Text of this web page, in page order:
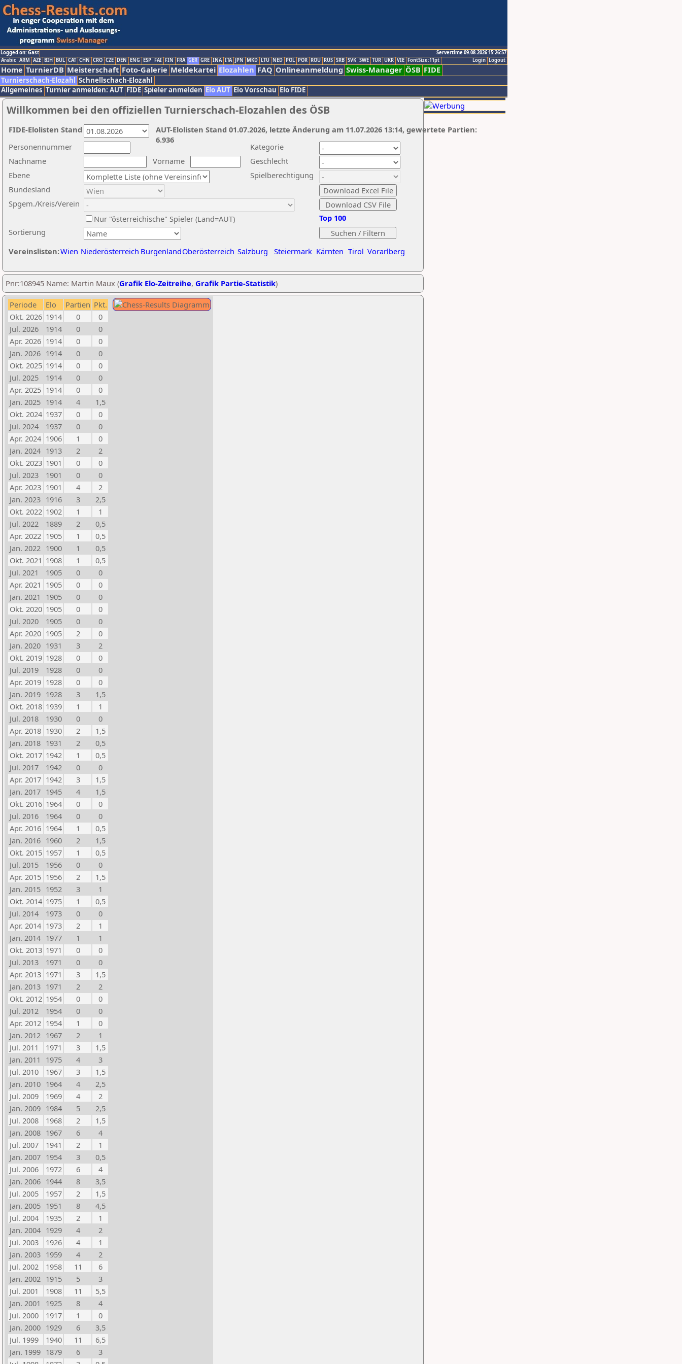
Logged on: Gast
Servertime 09.08.2026 15:26:57
Logout
Login
Arabic ARM AZE BIH BUL CAT CHN CRO CZE DEN ENG ESP FAI FIN FRA GER GRE INA ITA JPN MKD LTU NED POL POR ROU RUS SRB SVK SWE TUR UKR VIE FontSize:11pt
Home TurnierDB Meisterschaft Foto-Galerie Meldekartei Elozahlen FAQ Onlineanmeldung Swiss-Manager ÖSB FIDE
Turnierschach-Elozahl Schnellschach-Elozahl
Allgemeines Turnier anmelden: AUT FIDE Spieler anmelden Elo AUT Elo Vorschau Elo FIDE
Willkommen bei den offiziellen Turnierschach-Elozahlen des ÖSB
Nachname
Vorname
Ebene
Kategorie
Sortierung
Personennummer
Bundesland
Spgem./Kreis/Verein
Geschlecht
Nur "österreichische" Spieler (Land=AUT)
Spielberechtigung
Vereinslisten:Wien Niederösterreich BurgenlandOberösterreich Salzburg Steiermark Kärnten Tirol Vorarlberg
Top 100
AUT-Elolisten Stand 01.07.2026, letzte Änderung am 11.07.2026 13:14, gewertete Partien:
6.936
FIDE-Elolisten Stand
Pnr:108945 Name: Martin Maux (Grafik Elo-Zeitreihe, Grafik Partie-Statistik)
Periode Elo Partien Pkt.
Okt. 2026 1914 0
0
Jul. 2026
1914 0
0
Apr. 2026 1914 0
0
Jan. 2026 1914 0
0
Okt. 2025 1914 0
0
Jul. 2025
1914 0
0
Apr. 2025 1914 0
0
Jan. 2025 1914 4
1,5
Okt. 2024 1937 0
0
Jul. 2024
1937 0
0
Apr. 2024 1906 1
0
Jan. 2024 1913 2
2
Okt. 2023 1901 0
0
Jul. 2023
1901 0
0
Apr. 2023 1901 4
2
Jan. 2023 1916 3
2,5
Okt. 2022 1902 1
1
Jul. 2022
1889 2
0,5
Apr. 2022 1905 1
0,5
Jan. 2022 1900 1
0,5
Okt. 2021 1908 1
0,5
Jul. 2021
1905 0
0
Apr. 2021 1905 0
0
Jan. 2021
1905 0
0
Okt. 2020 1905 0
0
Jul. 2020
1905 0
0
Apr. 2020 1905 2
0
Jan. 2020 1931 3
2
Okt. 2019 1928 0
0
Jul. 2019
1928 0
0
Apr. 2019 1928 0
0
Jan. 2019 1928 3
1,5
Okt. 2018 1939 1
1
Jul. 2018
1930 0
0
Apr. 2018 1930 2
1,5
Jan. 2018 1931 2
0,5
Okt. 2017 1942 1
0,5
Jul. 2017
1942 0
0
Apr. 2017 1942 3
1,5
Jan. 2017 1945 4
1,5
Okt. 2016 1964 0
0
Jul. 2016
1964 0
0
Apr. 2016 1964 1
0,5
Jan. 2016 1960 2
1,5
Okt. 2015 1957 1
0,5
Jul. 2015
1956 0
0
Apr. 2015 1956 2
1,5
Jan. 2015 1952 3
1
Okt. 2014 1975 1
0,5
Jul. 2014
1973 0
0
Apr. 2014 1973 2
1
Jan. 2014 1977 1
1
Okt. 2013 1971 0
0
Jul. 2013
1971 0
0
Apr. 2013 1971 3
1,5
Jan. 2013 1971 2
2
Okt. 2012 1954 0
0
Jul. 2012
1954 0
0
Apr. 2012 1954 1
0
Jan. 2012 1967 2
1
Jul. 2011
1971 3
1,5
Jan. 2011
1975 4
3
Jul. 2010
1967 3
1,5
Jan. 2010 1964 4
2,5
Jul. 2009
1969 4
2
Jan. 2009 1984 5
2,5
Jul. 2008
1968 2
1,5
Jan. 2008 1967 6
4
Jul. 2007
1941 2
1
Jan. 2007 1954 3
0,5
Jul. 2006
1972 6
4
Jan. 2006 1944 8
3,5
Jul. 2005
1957 2
1,5
Jan. 2005 1951 8
4,5
Jul. 2004
1935 2
1
Jan. 2004 1929 4
2
Jul. 2003
1926 4
1
Jan. 2003 1959 4
2
Jul. 2002
1958 11
6
Jan. 2002 1915 5
3
Jul. 2001
1908 11
5,5
Jan. 2001
1925 8
4
Jul. 2000
1917 1
0
Jan. 2000 1929 6
3,5
Jul. 1999
1940 11
6,5
Jan. 1999 1879 6
3